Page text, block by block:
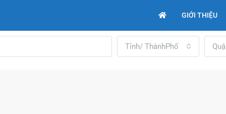
GIỚI THIỆU
Tỉnh/ ThànhPhố